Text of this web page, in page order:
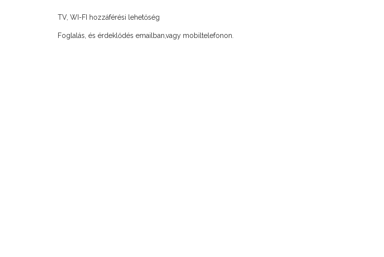
TV, WI-FI hozzáférési lehetőség
Foglalás, és érdeklődés emailban,vagy mobiltelefonon.